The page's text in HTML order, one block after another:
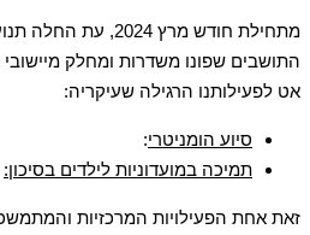
מתחילת חודש מרץ
התושבים שפונו משדרות ומחלק מיישובי
אט לפעילותנו הרגילה שעיקריה:
סיוע הומניטרי:
תמיכה במועדוניות לילדים בסיכון:
זאת אחת הפעילויות המרכזיות